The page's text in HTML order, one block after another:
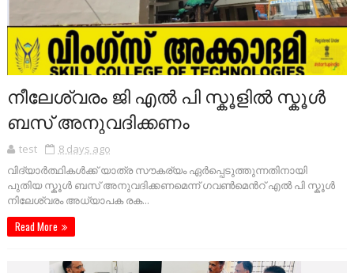
നീലേശ്വരം ജി എൽ പി സ്കൂളിൽ സ്കൂൾ
ബസ് അനുവദിക്കണം
test
8 days ago
വിദ്യാർത്ഥികൾക്ക് യാത്ര സൗകര്യം ഏർപ്പെടുത്തുന്നതിനായി
പുതിയ സ്കൂൾ ബസ് അനുവദിക്കണമെന്ന് ഗവൺമെൻറ് എൽ പി സ്കൂൾ
നിലേശ്വരം അധ്യാപക രക...
Read More